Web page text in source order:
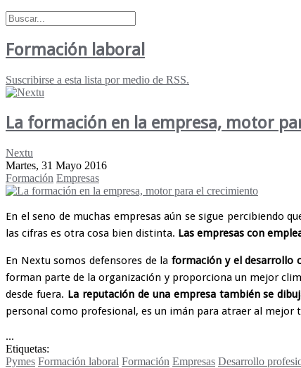
Formación laboral
Suscribirse a esta lista por medio de RSS.
La formación en la empresa, motor
Nextu
Martes, 31 Mayo 2016
Formación Empresas
En el seno de muchas empresas aún se sigue percibiendo
las cifras es otra cosa bien distinta. Las empresas con
En Nextu somos defensores de laformación y el desarrollo
forman parte de la organización y proporciona un mejor
desde fuera. La reputación de una empresa también se
personal como profesional, es un imán para atraer al mejor
...
Etiquetas:
Pymes Formación laboral Formación Empresas Desarrollo